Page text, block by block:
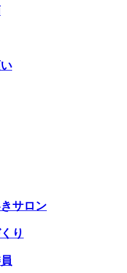
サロン
り